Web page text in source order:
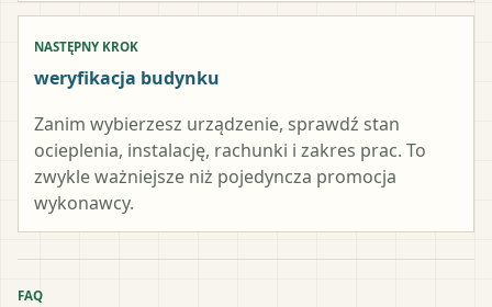
NASTĘPNY KROK
weryfikacja budynku
Zanim wybierzesz urządzenie, sprawdź stan
ocieplenia, instalację, rachunki i zakres prac. To
zwykle ważniejsze niż pojedyncza promocja
wykonawcy.
FAQ